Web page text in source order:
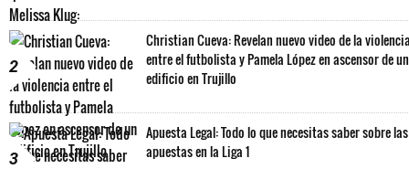
2
Christian Cueva: Revelan nuevo video de la
entre el futbolista y Pamela López en ascensor de un
edificio en Trujillo
3
Apuesta Legal: Todo lo que necesitas saber sobre las
apuestas en la Liga 1